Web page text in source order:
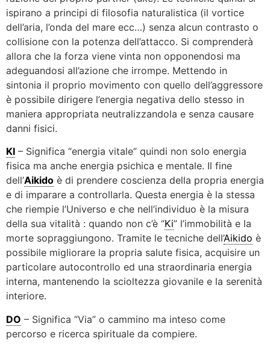
ispirano a principi di filosofia naturalistica (il vortice
dell’aria, l’onda del mare ecc…) senza alcun contrasto o
collisione con la potenza dell’attacco. Si comprenderà
allora che la forza viene vinta non opponendosi ma
adeguandosi all’azione che irrompe. Mettendo in
sintonia il proprio movimento con quello dell’aggressore
è possibile dirigere l’energia negativa dello stesso in
maniera appropriata neutralizzandola e senza causare
danni fisici.
KI – Significa “energia vitale” quindi non solo energia
fisica ma anche energia psichica e mentale. Il fine
dell’Aikido è di prendere coscienza della propria energia
e di imparare a controllarla. Questa energia è la stessa
che riempie l’Universo e che nell’individuo è la misura
della sua vitalità : quando non c’è “Ki” l’immobilità e la
morte sopraggiungono. Tramite le tecniche dell’Aikido è
possibile migliorare la propria salute fisica, acquisire un
particolare autocontrollo ed una straordinaria energia
interna, mantenendo la scioltezza giovanile e la serenità
interiore.
DO – Significa “Via” o cammino ma inteso come
percorso e ricerca spirituale da compiere.